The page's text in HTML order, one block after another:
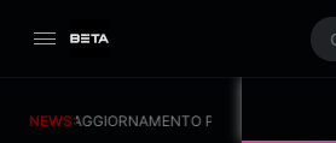
NEWS:AGGIORNAMENTO PROGRAMMATO 3/